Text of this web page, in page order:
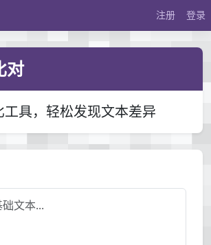
注册 登录
对
具，轻松发现文本差异